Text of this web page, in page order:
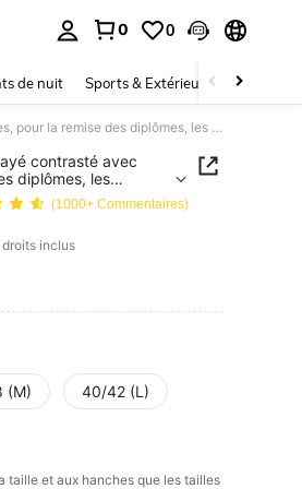
0 0
de nuit Sports & Extérieur Enfants
GlowEve sweat-shirt à capuche rayé contrasté avec lettres brodées, pour la remise des diplômes, les enseignants, la rentrée des classes, automne
contrasté avec
diplômes, les
automne
(1000+ Commentaires)
droits inclus
(M) 40/42 (L)
taille et aux hanches que les tailles